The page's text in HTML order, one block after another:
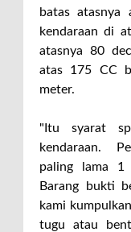
batas atasnya
kendaraan di
atasnya 80
atas 175 CC
meter.
"Itu syarat
kendaraan.
paling lama 1
Barang bukti
kami
tugu atau